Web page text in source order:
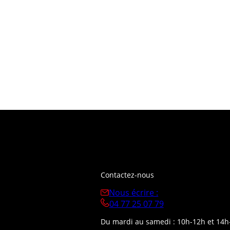
Contactez-nous
Nous écrire :
04 77 25 07 79
Du mardi au samedi : 10h-12h et